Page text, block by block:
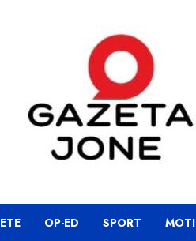
OP-ED SPORT MOTI